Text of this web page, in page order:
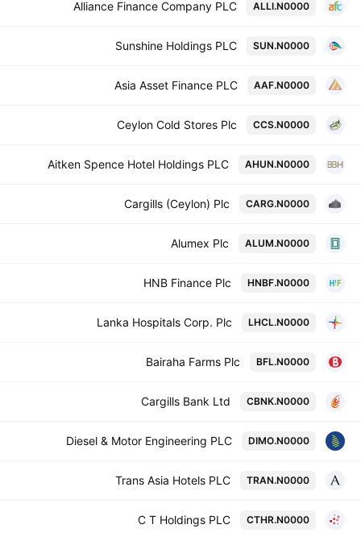
ALLI.N0000
Alliance Finance Company PLC
SUN.N0000
Sunshine Holdings PLC
AAF.N0000
Asia Asset Finance PLC
CCS.N0000
Ceylon Cold Stores Plc
AHUN.N0000
Aitken Spence Hotel Holdings PLC
CARG.N0000
Cargills (Ceylon) Plc
ALUM.N0000
Alumex Plc
HNBF.N0000
HNB Finance Plc
LHCL.N0000
Lanka Hospitals Corp. Plc
BFL.N0000
Bairaha Farms Plc
CBNK.N0000
Cargills Bank Ltd
DIMO.N0000
Diesel & Motor Engineering PLC
TRAN.N0000
Trans Asia Hotels PLC
CTHR.N0000
C T Holdings PLC